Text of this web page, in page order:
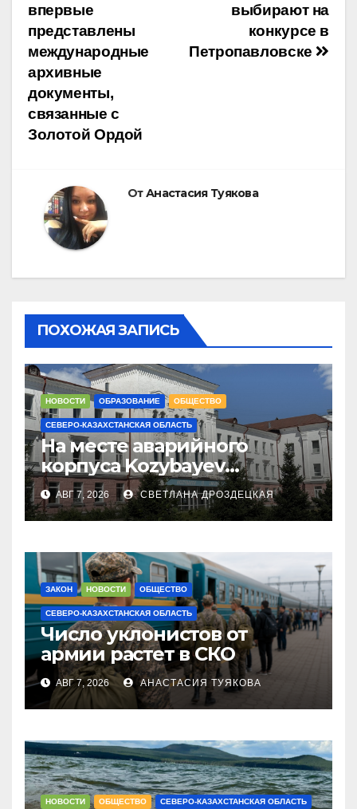
по
записям
выбирают на
конкурсе в
Петропавловске
впервые
представлены
международные
архивные
документы,
связанные с
Золотой Ордой
ОтАнастасия Туякова
ПОХОЖАЯ ЗАПИСЬ
НОВОСТИ ОБРАЗОВАНИЕ ОБЩЕСТВО
СЕВЕРО-КАЗАХСТАНСКАЯ ОБЛАСТЬ
На месте аварийного
корпуса Kozybayev
University построят филиал
КазНУИ за 6,5 млрд тенге
АВГ 7, 2026 СВЕТЛАНА ДРОЗДЕЦКАЯ
ЗАКОН НОВОСТИ ОБЩЕСТВО
СЕВЕРО-КАЗАХСТАНСКАЯ ОБЛАСТЬ
Число уклонистов от
армии растет в СКО
АВГ 7, 2026 АНАСТАСИЯ ТУЯКОВА
НОВОСТИ ОБЩЕСТВО СЕВЕРО-КАЗАХСТАНСКАЯ ОБЛАСТЬ